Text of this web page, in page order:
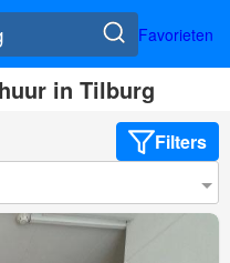
Favorieten
in Tilburg
Filters